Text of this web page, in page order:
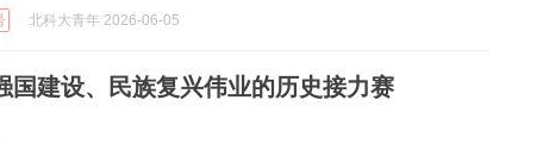
北科大青年 2026-06-05
国建设、民族复兴伟业的历史接力赛